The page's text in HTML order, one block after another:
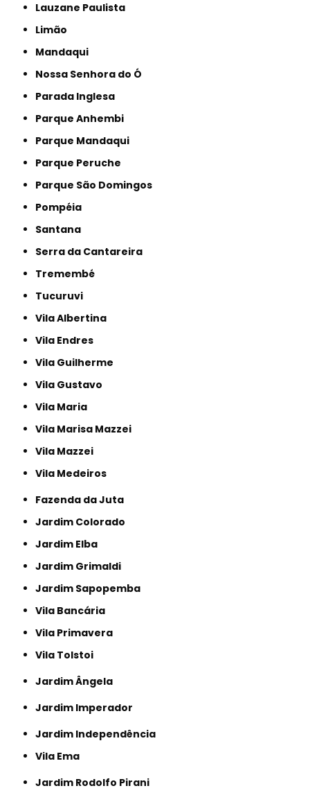
Lauzane Paulista
Limão
Mandaqui
Nossa Senhora do Ó
Parada Inglesa
Parque Anhembi
Parque Mandaqui
Parque Peruche
Parque São Domingos
Pompéia
Santana
Serra da Cantareira
Tremembé
Tucuruvi
Vila Albertina
Vila Endres
Vila Guilherme
Vila Gustavo
Vila Maria
Vila Marisa Mazzei
Vila Mazzei
Vila Medeiros
Fazenda da Juta
Jardim Colorado
Jardim Elba
Jardim Grimaldi
Jardim Sapopemba
Vila Bancária
Vila Primavera
Vila Tolstoi
Jardim Ângela
Jardim Imperador
Jardim Independência
Vila Ema
Jardim Rodolfo Pirani